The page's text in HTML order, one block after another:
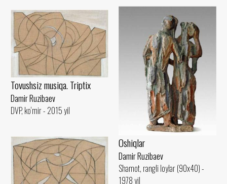
Oshiqlar
Damir Ruzibaev
Shamot, rangli loylar (90x40) -
1978 yil
Tovushsiz musiqa. Triptix
Damir Ruzibaev
DVP, ko‘mir - 2015 yil